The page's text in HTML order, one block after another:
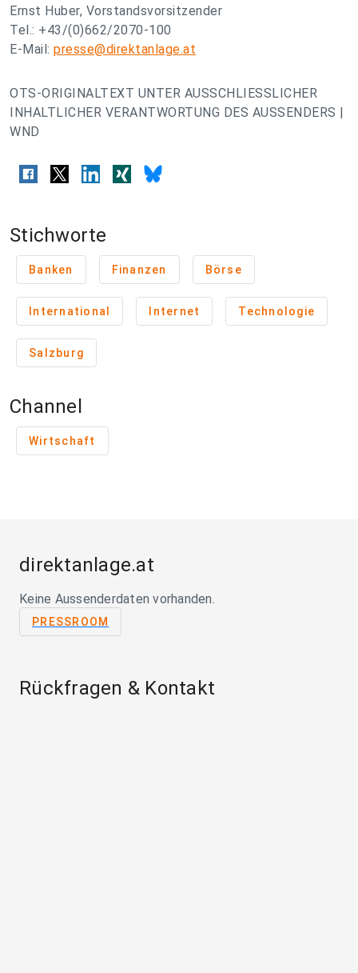
Ernst Huber, Vorstandsvorsitzender
Tel.: +43/(0)662/2070-100
E-Mail: presse@direktanlage.at
OTS-ORIGINALTEXT UNTER AUSSCHLIESSLICHER
INHALTLICHER VERANTWORTUNG DES AUSSENDERS |
WND
Stichworte
Banken Finanzen Börse
International Internet Technologie
Salzburg
Channel
Wirtschaft
direktanlage.at
Keine Aussenderdaten vorhanden.
PRESSROOM
Rückfragen & Kontakt